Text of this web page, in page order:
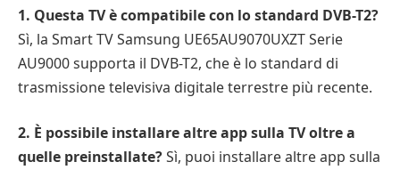
1. Questa TV è compatibile con lo standard DVB-T2?
Sì, la Smart TV Samsung UE65AU9070UXZT Serie
AU9000 supporta il DVB-T2, che è lo standard di
trasmissione televisiva digitale terrestre più recente.
2. È possibile installare altre app sulla TV oltre a
quelle preinstallate?Sì, puoi installare altre app sulla